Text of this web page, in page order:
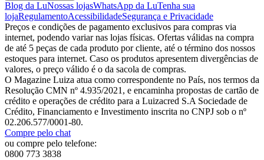
Blog da LuNossas lojasWhatsApp da LuTenha sua
lojaRegulamentoAcessibilidadeSegurança e Privacidade
Preços e condições de pagamento exclusivos para compras via
internet, podendo variar nas lojas físicas. Ofertas válidas na compra
de até 5 peças de cada produto por cliente, até o término dos nossos
estoques para internet. Caso os produtos apresentem divergências de
valores, o preço válido é o da sacola de compras.
O Magazine Luiza atua como correspondente no País, nos termos da
Resolução CMN nº 4.935/2021, e encaminha propostas de cartão de
crédito e operações de crédito para a Luizacred S.A Sociedade de
Crédito, Financiamento e Investimento inscrita no CNPJ sob o nº
02.206.577/0001-80.
Compre pelo chat
ou compre pelo telefone:
0800 773 3838